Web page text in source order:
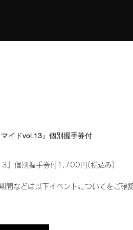
イドvol.13』個別握手券付
』個別握手券付1,700円(税込み)
間などは以下イベントについてをご確